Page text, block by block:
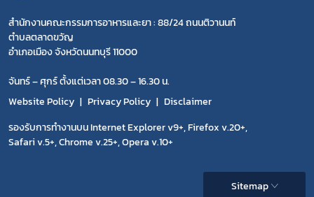
สำนักงานคณะกรรมการอาหารและยา : 88/24 ถนนติวานนท์
ตำบลตลาดขวัญ
อำเภอเมือง จังหวัดนนทบุรี 11000
จันทร์ – ศุกร์ ตั้งแต่เวลา 08.30 – 16.30 น.
Website Policy
Privacy Policy
Disclaimer
รองรับการทำงานบน Internet Explorer v9+, Firefox v.20+,
Safari v.5+, Chrome v.25+, Opera v.10+
Sitemap